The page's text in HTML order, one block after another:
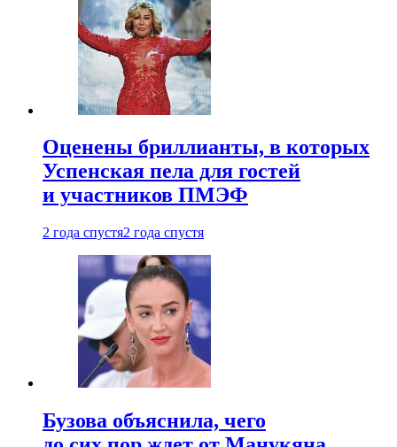
Оценены бриллианты, в которых
Успенская пела для гостей
и участников ПМЭФ
2 года спустя2 года спустя
Бузова объяснила, чего